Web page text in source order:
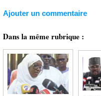
Ajouter un commentaire
Dans la même rubrique :